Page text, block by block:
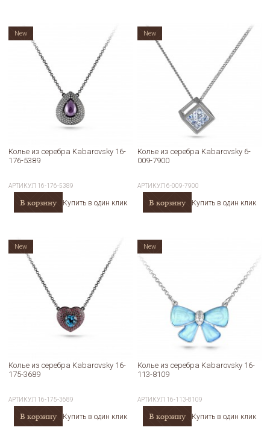
Колье из серебра Kabarovsky 16-
176-5389
АРТИКУЛ 16-176-5389
В корзину Купить в один клик
New
Колье из серебра Kabarovsky 6-
009-7900
АРТИКУЛ6-009-7900
В корзину Купить в один клик
New
Колье из серебра Kabarovsky 16-
175-3689
АРТИКУЛ 16-175-3689
В корзину Купить в один клик
New
Колье из серебра Kabarovsky 16-
113-8109
АРТИКУЛ 16-113-8109
В корзину Купить в один клик
New